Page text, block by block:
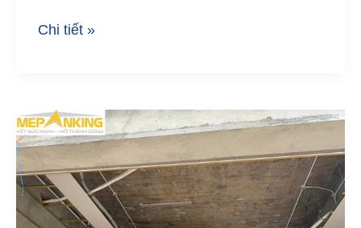
Chi tiết »
Dịch
vụ
lắp
máy
lạnh
Quảng